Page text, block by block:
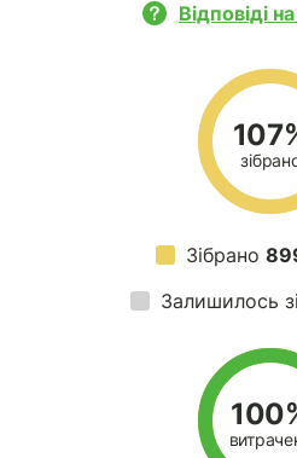
Відповіді
Зібрано
Залишилось